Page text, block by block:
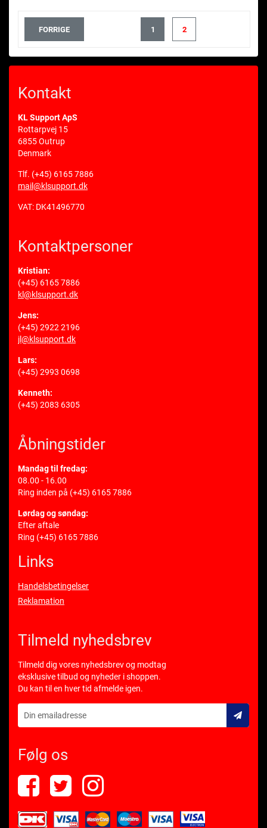
FORRIGE 1 2
Kontakt
KL Support ApS
Rottarpvej 15
6855 Outrup
Denmark
Tlf. (+45) 6165 7886
mail@klsupport.dk
VAT: DK41496770
Kontaktpersoner
Kristian:
(+45) 6165 7886
kl@klsupport.dk
Jens:
(+45) 2922 2196
jl@klsupport.dk
Lars:
(+45) 2993 0698
Kenneth:
(+45) 2083 6305
Åbningstider
Mandag til fredag:
08.00 - 16.00
Ring inden på (+45) 6165 7886
Lørdag og søndag:
Efter aftale
Ring (+45) 6165 7886
Links
Handelsbetingelser
Reklamation
Tilmeld nyhedsbrev
Tilmeld dig vores nyhedsbrev og modtag
eksklusive tilbud og nyheder i shoppen.
Du kan til en hver tid afmelde igen.
Følg os